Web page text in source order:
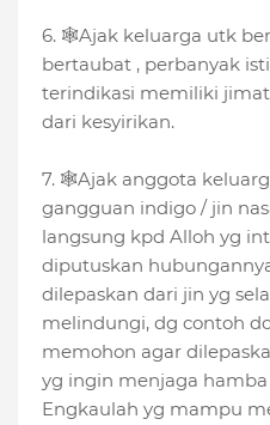
6. 🕸Ajak keluarga utk
bertaubat , perbanyak
terindikasi memiliki
dari kesyirikan.
7. 🕸Ajak anggota
gangguan indigo / jin
langsung kpd Alloh yg
diputuskan
dilepaskan dari jin yg
melindungi, dg contoh
memohon agar
yg ingin menjaga hamba
Engkaulah yg mampu